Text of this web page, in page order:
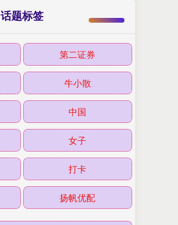
话题标签
第二证券
牛小散
中国
女子
打卡
扬帆优配